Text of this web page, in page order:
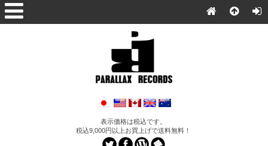
表示価格は税込です。
税込9,000円以上お買上げで送料無料！